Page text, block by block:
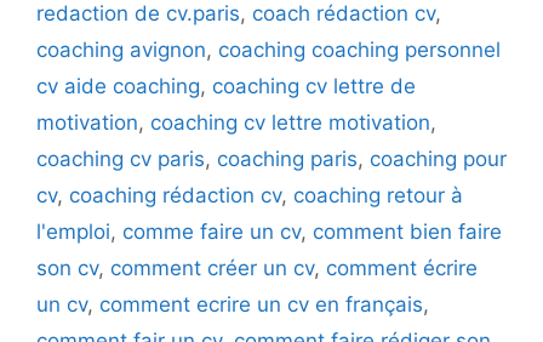
redaction de cv.paris, coach rédaction cv,
coaching avignon, coaching coaching personnel
cv aide coaching, coaching cv lettre de
motivation, coaching cv lettre motivation,
coaching cv paris, coaching paris, coaching pour
cv, coaching rédaction cv, coaching retour à
l'emploi, comme faire un cv, comment bien faire
son cv, comment créer un cv, comment écrire
un cv, comment ecrire un cv en français,